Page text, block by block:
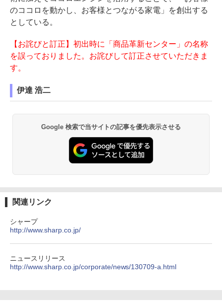
のココロを動かし、お客様とつながる家電」を創出する
としている。
【お詫びと訂正】初出時に「商品革新センター」の名称
を誤っておりました。お詫びして訂正させていただきま
す。
伊達 浩二
Google 検索で当サイトの記事を優先表示させる
関連リンク
シャープ
http://www.sharp.co.jp/
ニュースリリース
http://www.sharp.co.jp/corporate/news/130709-a.html